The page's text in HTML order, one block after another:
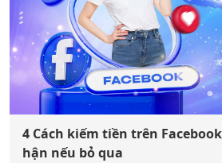
4 Cách kiếm tiền trên
hận nếu bỏ qua